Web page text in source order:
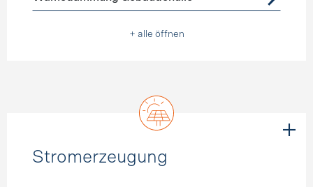
+ alle öffnen
Stromerzeugung